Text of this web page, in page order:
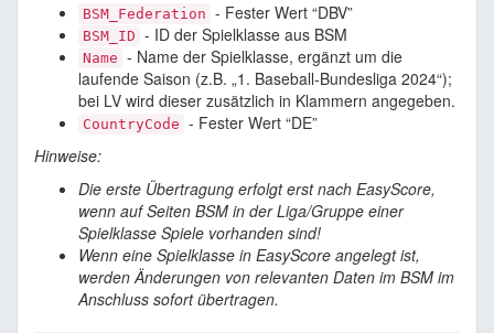
BSM_Federation - Fester Wert “DBV”
BSM_ID - ID der Spielklasse aus BSM
Name - Name der Spielklasse, ergänzt um die
laufende Saison (z.B. „1. Baseball-Bundesliga 2024“);
bei LV wird dieser zusätzlich in Klammern angegeben.
CountryCode - Fester Wert “DE”
Hinweise:
Die erste Übertragung erfolgt erst nach EasyScore,
wenn auf Seiten BSM in der Liga/Gruppe einer
Spielklasse Spiele vorhanden sind!
Wenn eine Spielklasse in EasyScore angelegt ist,
werden Änderungen von relevanten Daten im BSM im
Anschluss sofort übertragen.